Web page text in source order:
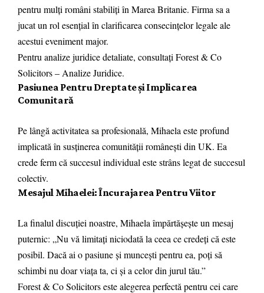
pentru mulți români stabiliți în Marea Britanie. Firma sa a
jucat un rol esențial în clarificarea consecințelor legale ale
acestui eveniment major.
Pentru analize juridice detaliate, consultați Forest & Co
Solicitors – Analize Juridice.
Pasiunea Pentru Dreptate și Implicarea
Comunitară
Pe lângă activitatea sa profesională, Mihaela este profund
implicată în susținerea comunității românești din UK. Ea
crede ferm că succesul individual este strâns legat de succesul
colectiv.
Mesajul Mihaelei: Încurajarea Pentru Viitor
La finalul discuției noastre, Mihaela împărtășește un mesaj
puternic: „Nu vă limitați niciodată la ceea ce credeți că este
posibil. Dacă ai o pasiune și muncești pentru ea, poți să
schimbi nu doar viața ta, ci și a celor din jurul tău.”
Forest & Co Solicitorseste alegerea perfectă pentru cei care